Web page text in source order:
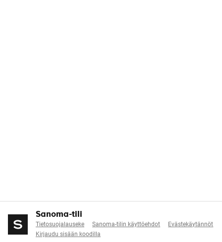
Sanoma-tili
Tietosuojalauseke Sanoma-tilin käyttöehdot
Evästekäytännöt
Kirjaudu sisään koodilla